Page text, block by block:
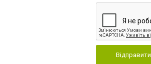
Відправити